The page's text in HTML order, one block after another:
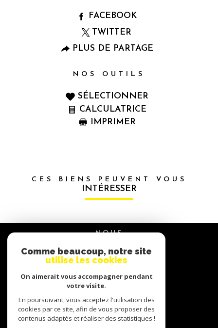
FACEBOOK
TWITTER
PLUS DE PARTAGE
NOS OUTILS
SÉLECTIONNER
CALCULATRICE
IMPRIMER
CES BIENS PEUVENT VOUS
INTÉRESSER
NOUS
NOUS
Comme beaucoup, notre site
utilise les cookies
On aimerait vous accompagner pendant
votre visite.
En poursuivant, vous acceptez l'utilisation des
cookies par ce site, afin de vous proposer des
contenus adaptés et réaliser des statistiques !